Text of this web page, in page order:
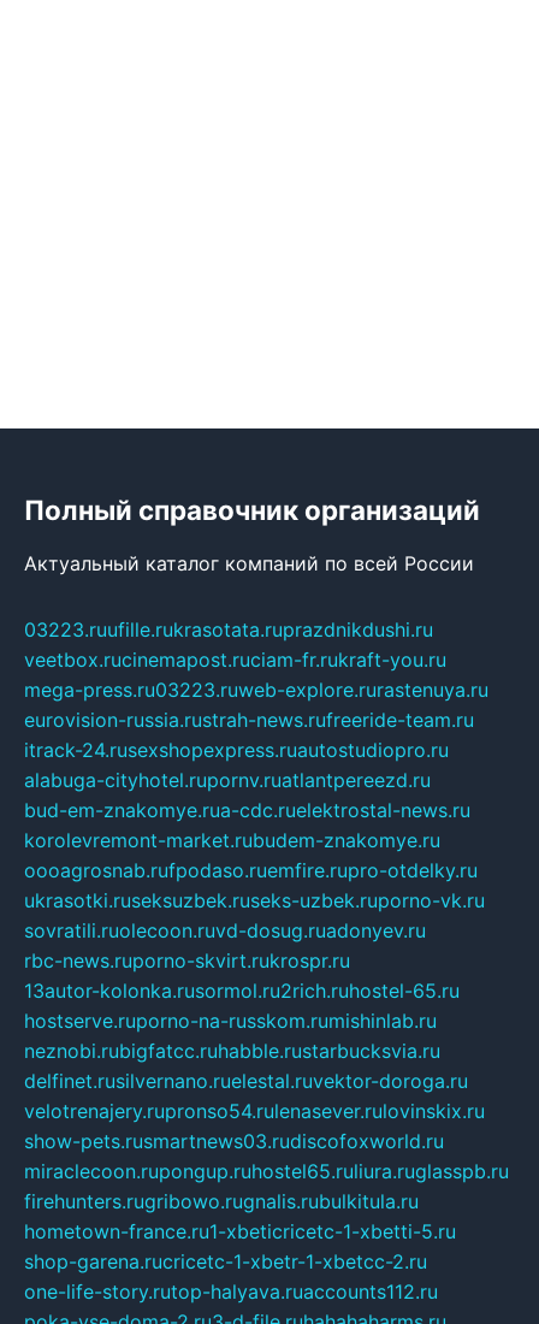
Полный справочник организаций
Актуальный каталог компаний по всей России
03223.ruufille.rukrasotata.ruprazdnikdushi.ru
veetbox.rucinemapost.ruciam-fr.rukraft-you.ru
mega-press.ru03223.ruweb-explore.rurastenuya.ru
eurovision-russia.rustrah-news.rufreeride-team.ru
itrack-24.rusexshopexpress.ruautostudiopro.ru
alabuga-cityhotel.rupornv.ruatlantpereezd.ru
bud-em-znakomye.rua-cdc.ruelektrostal-news.ru
korolevremont-market.rubudem-znakomye.ru
oooagrosnab.rufpodaso.ruemfire.rupro-otdelky.ru
ukrasotki.ruseksuzbek.ruseks-uzbek.ruporno-vk.ru
sovratili.ruolecoon.ruvd-dosug.ruadonyev.ru
rbc-news.ruporno-skvirt.rukrospr.ru
13autor-kolonka.rusormol.ru2rich.ruhostel-65.ru
hostserve.ruporno-na-russkom.rumishinlab.ru
neznobi.rubigfatcc.ruhabble.rustarbucksvia.ru
delfinet.rusilvernano.ruelestal.ruvektor-doroga.ru
velotrenajery.rupronso54.rulenasever.rulovinskix.ru
show-pets.rusmartnews03.rudiscofoxworld.ru
miraclecoon.rupongup.ruhostel65.ruliura.ruglasspb.ru
firehunters.rugribowo.rugnalis.rubulkitula.ru
hometown-france.ru1-xbeticricetc-1-xbetti-5.ru
shop-garena.rucricetc-1-xbetr-1-xbetcc-2.ru
one-life-story.rutop-halyava.ruaccounts112.ru